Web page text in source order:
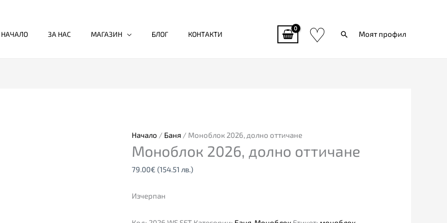
НАЧАЛО ЗА НАС МАГАЗИН БЛОГ КОНТАКТИ ♡ ТърсиМоят профил
Начало / Баня / Моноблок 2026, долно оттичане
Моноблок 2026, долно оттичане
79.00€ (154.51 лв.)
Изчерпан